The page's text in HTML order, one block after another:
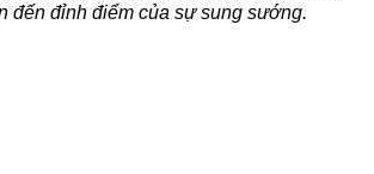
đến đỉnh điểm của sự sung sướng.